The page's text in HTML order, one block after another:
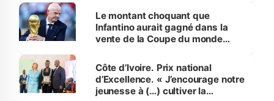
Le montant choquant que
Infantino aurait gagné dans la
vente de la Coupe du monde
Côte d’Ivoire. Prix national
d’Excellence. « J’encourage notre
jeunesse à (…) cultiver la